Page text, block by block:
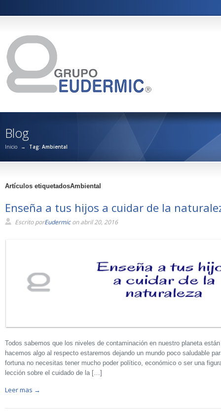
Blog
Inicio → Tag: Ambiental
Artículos etiquetadosAmbiental
Enseña a tus hijos a cuidar de la
Escrito porEudermicon abril 20, 2016
Todos sabemos que los niveles de contaminación en nuestro planeta
hacemos algo al respecto estaremos dejando un mundo poco saludable
fortuna no necesitas tener mucho poder político, económico o ser una
lección sobre el cuidado de la […]
Leer mas →